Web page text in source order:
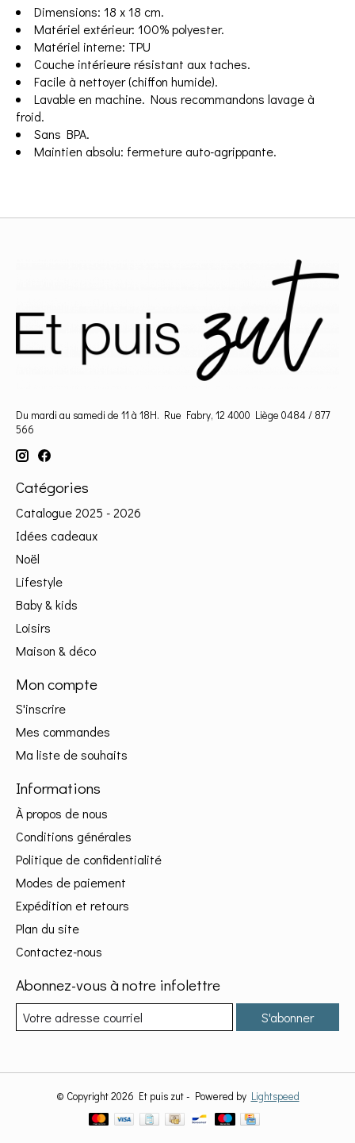
Dimensions: 18 x 18 cm.
Matériel extérieur: 100% polyester.
Matériel interne: TPU
Couche intérieure résistant aux taches.
Facile à nettoyer (chiffon humide).
Lavable en machine. Nous recommandons lavage à
froid.
Sans BPA.
Maintien absolu: fermeture auto-agrippante.
Du mardi au samedi de 11 à 18H. Rue Fabry, 12 4000 Liège 0484 / 877
566
Catégories
Catalogue 2025 - 2026
Idées cadeaux
Noël
Lifestyle
Baby & kids
Loisirs
Maison & déco
Mon compte
S'inscrire
Mes commandes
Ma liste de souhaits
Informations
À propos de nous
Conditions générales
Politique de confidentialité
Modes de paiement
Expédition et retours
Plan du site
Contactez-nous
Abonnez-vous à notre infolettre
S'abonner
© Copyright 2026 Et puis zut - Powered by Lightspeed